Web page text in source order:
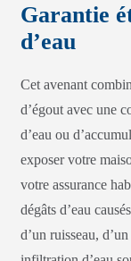
Garantie
d’eau
Cet avenant
d’égout avec une
d’eau ou
exposer votre
votre assurance
dégâts d’eau
d’un ruisseau,